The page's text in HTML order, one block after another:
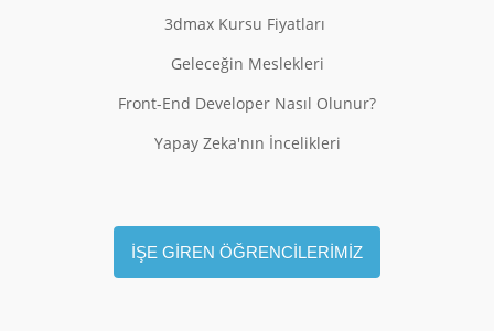
3dmax Kursu Fiyatları
Geleceğin Meslekleri
Front-End Developer Nasıl Olunur?
Yapay Zeka'nın İncelikleri
İŞE GİREN ÖĞRENCİLERİMİZ